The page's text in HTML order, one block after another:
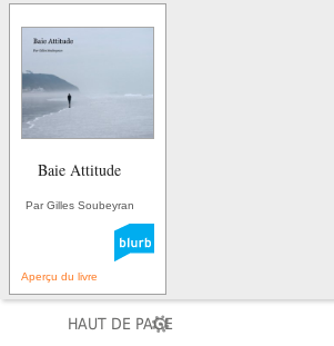
Baie Attitude
Par Gilles Soubeyran
Aperçu du livre
HAUT DE PAGE